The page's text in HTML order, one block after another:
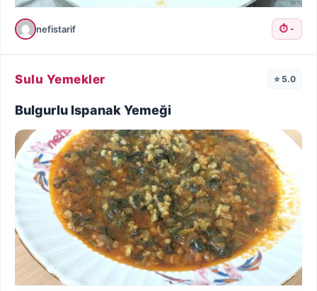
nefistarif ⏱️ -
Sulu Yemekler ⭐ 5.0
Bulgurlu Ispanak Yemeği